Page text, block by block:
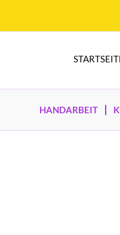
HANDARBEIT